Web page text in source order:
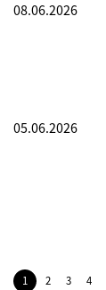
08.06.2026
05.06.2026
1 2 3 4